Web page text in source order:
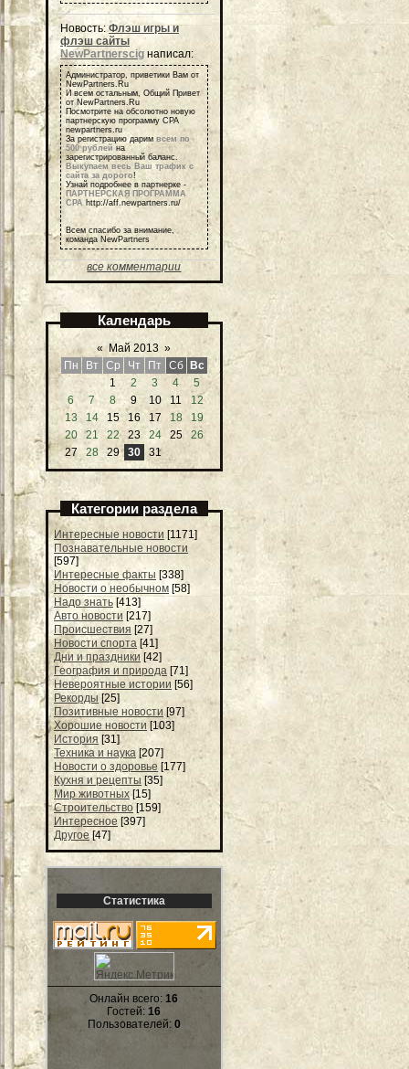
Новость:Флэш игры и
флэш сайты
NewPartnerscig написал:
Администратор, приветики Вам от
NewPartners.Ru
И всем остальным, Общий Привет
от NewPartners.Ru
Посмотрите на обсолютно новую
партнерскую программу СРА
newpartners.ru
За регистрацию дарим всем по
500 рублей на
зарегистрированный баланс.
Выкупаем весь Ваш трафик с
сайта за дорого!
Узнай подробнее в партнерке -
ПАРТНЕРСКАЯ ПРОГРАММА
СРА http://aff.newpartners.ru/
Всем спасибо за внимание,
команда NewPartners
все комментарии
Календарь
« Май 2013 »
Пн
Вт Ср Чт Пт Сб Вс
1
2 3 4
5
6
7 8 9 10 11
12
13
14 15 16 17 18
19
20
21 22 23 24 25
26
27
28 29 30 31
Категории раздела
Интересные новости [1171]
Познавательные новости
[597]
Интересные факты [338]
Новости о необычном [58]
Надо знать [413]
Авто новости [217]
Происшествия [27]
Новости спорта [41]
Дни и праздники [42]
География и природа [71]
Невероятные истории [56]
Рекорды [25]
Позитивные новости [97]
Хорошие новости [103]
История [31]
Техника и наука [207]
Новости о здоровье [177]
Кухня и рецепты [35]
Мир животных [15]
Строительство [159]
Интересное [397]
Другое [47]
Статистика
Онлайн всего: 16
Гостей:16
Пользователей: 0